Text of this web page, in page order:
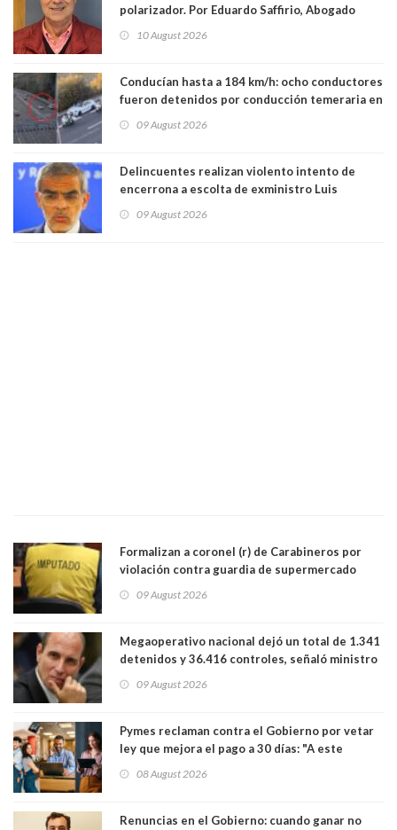
polarizador. Por Eduardo Saffirio, Abogado
10 August 2026
Conducían hasta a 184 km/h: ocho conductores
fueron detenidos por conducción temeraria en
09 August 2026
Delincuentes realizan violento intento de
encerrona a escolta de exministro Luis
Lo Espejo
09 August 2026
Formalizan a coronel (r) de Carabineros por
violación contra guardia de supermercado
09 August 2026
Megaoperativo nacional dejó un total de 1.341
detenidos y 36.416 controles, señaló ministro
09 August 2026
Pymes reclaman contra el Gobierno por vetar
ley que mejora el pago a 30 días: "A este
medianas empresas"
08 August 2026
Renuncias en el Gobierno: cuando ganar no